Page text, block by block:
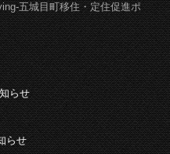
五城目町移住・定住促進ポ
らせ
らせ